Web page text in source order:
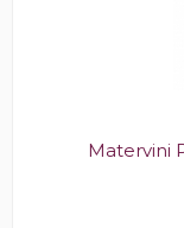
Matervini